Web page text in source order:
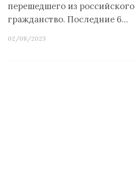
перешедшего из российского
гражданство. Последние 6…
02/08/2023